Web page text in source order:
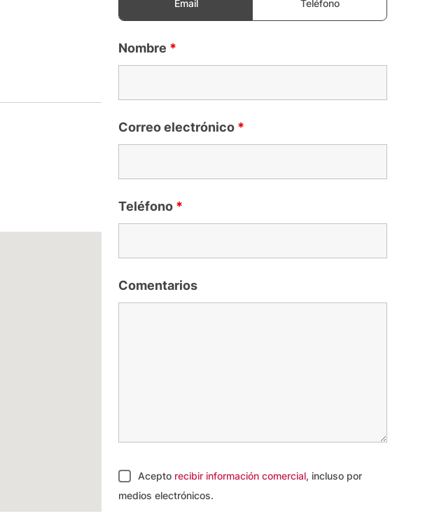
Email Teléfono
Nombre *
Correo electrónico *
Teléfono *
Comentarios
Acepto recibir información comercial, incluso por
medios electrónicos.